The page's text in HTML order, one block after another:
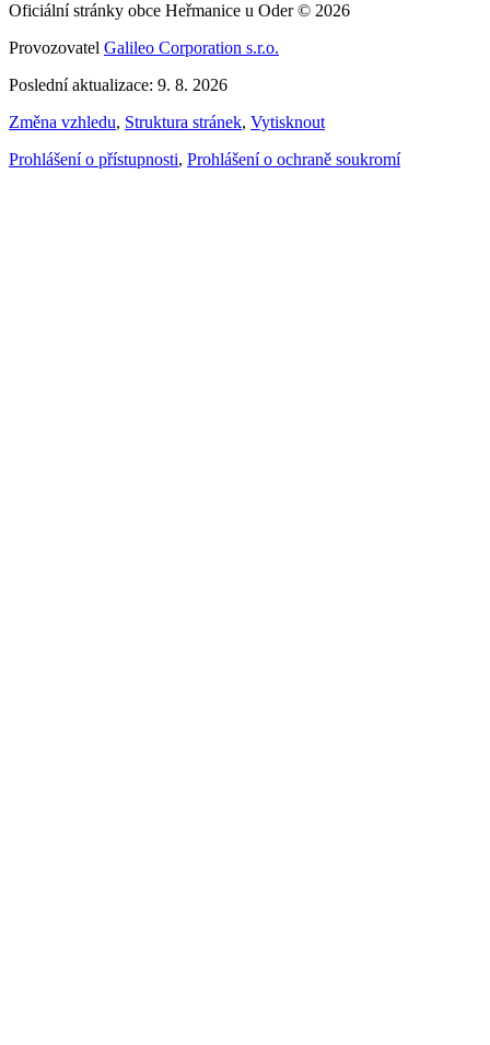
Oficiální stránky obce Heřmanice u Oder © 2026
Provozovatel Galileo Corporation s.r.o.
Poslední aktualizace: 9. 8. 2026
Změna vzhledu, Struktura stránek, Vytisknout
Prohlášení o přístupnosti, Prohlášení o ochraně soukromí